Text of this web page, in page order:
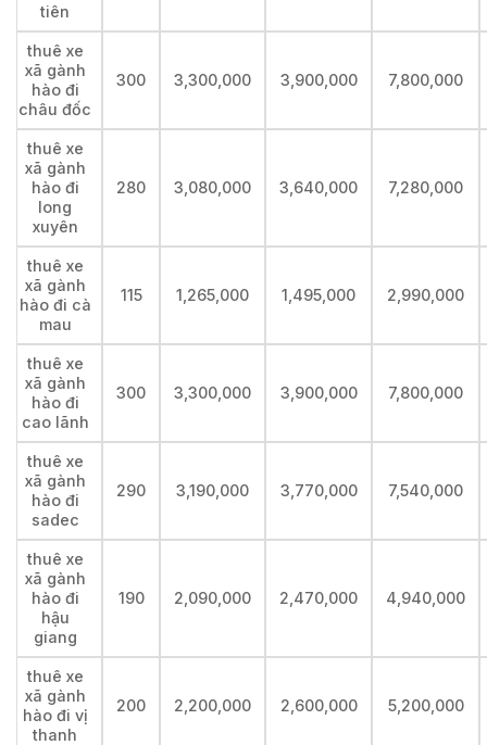
tiên
thuê xe
xã gành
hào đi
châu đốc
300 3,300,000 3,900,000 7,800,000
thuê xe
xã gành
hào đi
long
xuyên
280 3,080,000 3,640,000 7,280,000
thuê xe
xã gành
hào đi cà
mau
115 1,265,000 1,495,000 2,990,000
thuê xe
xã gành
hào đi
cao lãnh
300 3,300,000 3,900,000 7,800,000
thuê xe
xã gành
hào đi
sadec
290 3,190,000 3,770,000 7,540,000
thuê xe
xã gành
hào đi
hậu
giang
190 2,090,000 2,470,000 4,940,000
thuê xe
xã gành
hào đi vị
thanh
200 2,200,000 2,600,000 5,200,000